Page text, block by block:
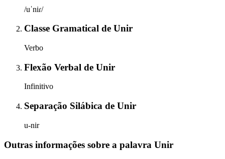
/uˈniɾ/
Classe Gramatical de Unir
Verbo
Flexão Verbal de Unir
Infinitivo
Separação Silábica de Unir
u-nir
Outras informações sobre a palavra Unir